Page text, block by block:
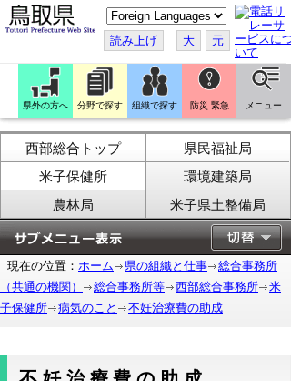
こ
の
ペ
ー
ジ
翻
訳
す
る
読み上げ 大 元
県外の方へ 分野で探す 組織で探す 防災 緊急 メニュー
西部総合トップ
県民福祉局
米子保健所
環境建築局
農林局
米子県土整備局
現在の位置： ホーム 県の組織と仕事
総合事務所
（共通の機関）
総合事務所等 西部総合事務所
米
子保健所
病気のこと 不妊治療費の助成